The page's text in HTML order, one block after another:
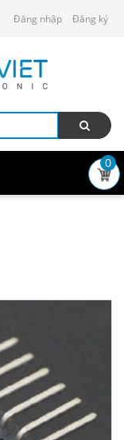
Đăng nhập Đăng ký
0